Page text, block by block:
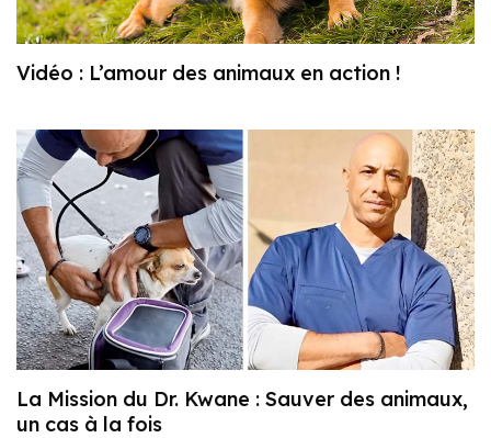
Vidéo : L’amour des animaux en action !
La Mission du Dr. Kwane : Sauver des animaux,
un cas à la fois